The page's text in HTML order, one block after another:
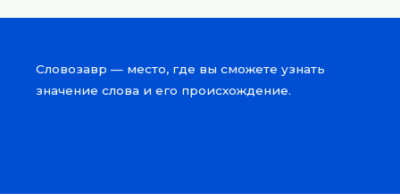
Словозавр — место, где вы сможете узнать
значение слова и его происхождение.